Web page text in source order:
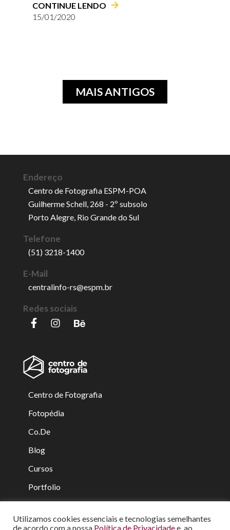
15/01/2020
CONTINUE LENDO
MAIS ANTIGOS
Endereço
Centro de Fotografia ESPM-POA
Guilherme Schell, 268 - 2º subsolo
Porto Alegre, Rio Grande do Sul
Telefone
(51) 3218-1400
E-Mail
centralinfo-rs@espm.br
Redes sociais
Centro de Fotografia
Fotopédia
Co.De
Blog
Cursos
Portfolio
Contato
Utilizamos cookies essenciais e tecnologias semelhantes
de acordo com a nossa Política de Privacidadee, ao